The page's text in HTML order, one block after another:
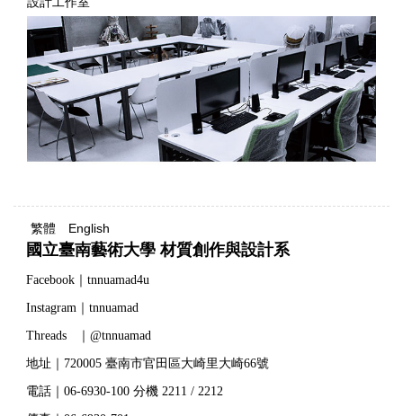
繁體 English
國立臺南藝術大學 材質創作與設計系
Facebook｜tnnuamad4u
Instagram｜tnnuamad
Threads ｜@tnnuamad
地址｜720005 臺南市官田區大崎里大崎66號
電話｜06-6930-100 分機 2211 / 2212